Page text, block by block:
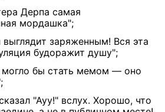
Дерпа самая
мордашка";
заряженным! Вся эта
будоражит душу";
бы стать мемом — оно
"Ауу!" вслух. Хорошо, что